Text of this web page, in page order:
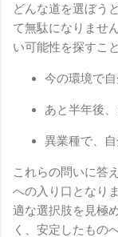
どんな道を選ぼう
て無駄になりませ
い可能性を探すこ
今の環境で
あと半年後
異業種で、
これらの問いに答
への入り口となり
適な選択肢を見極
く、安定したもの